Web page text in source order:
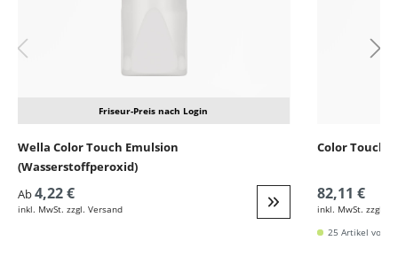
Friseur-Preis nach Login
Wella Color Touch Emulsion
(Wasserstoffperoxid)
Ab4,22 €
inkl. MwSt. zzgl. Versand Weiter zur Detail
Color Touch
82,11 €
inkl. MwSt. zzgl.
25 Artikel